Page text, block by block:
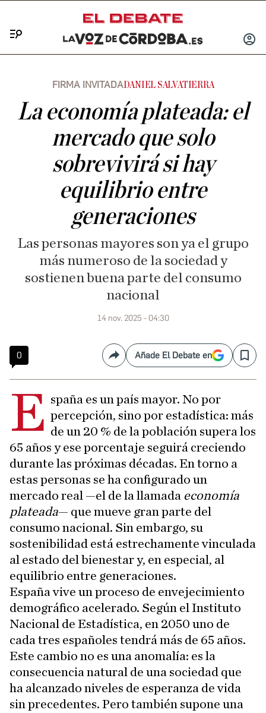
INICIAR
FIRMA INVITADADANIEL SALVATIERRA
La economía plateada: el
mercado que solo
sobrevivirá si hay
equilibrio entre
generaciones
Las personas mayores son ya el grupo
más numeroso de la sociedad y
sostienen buena parte del consumo
nacional
14 nov. 2025 - 04:30
0 CompartirAñade El Debate en Save
E spaña es un país mayor. No por
percepción, sino por estadística: más
de un 20 % de la población supera los
65 años y ese porcentaje seguirá creciendo
durante las próximas décadas. En torno a
estas personas se ha configurado un
mercado real —el de la llamada economía
plateada— que mueve gran parte del
consumo nacional. Sin embargo, su
sostenibilidad está estrechamente vinculada
al estado del bienestar y, en especial, al
equilibrio entre generaciones.
España vive un proceso de envejecimiento
demográfico acelerado. Según el Instituto
Nacional de Estadística, en 2050 uno de
cada tres españoles tendrá más de 65 años.
Este cambio no es una anomalía: es la
consecuencia natural de una sociedad que
ha alcanzado niveles de esperanza de vida
sin precedentes. Pero también supone una